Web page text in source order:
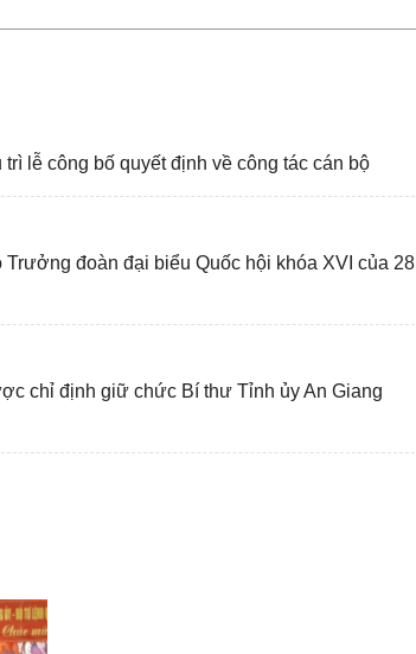
lễ công bố quyết định về công tác cán bộ
đoàn đại biểu Quốc hội khóa XVI của 28
chỉ định giữ chức Bí thư Tỉnh ủy An Giang